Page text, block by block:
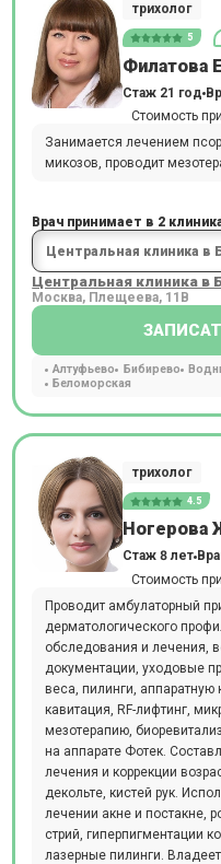
трихолог
5
Филатова
Стаж 21 год
Стоимость
Занимается лечением
микозов, проводит
Врач принимает в 2
Центральная клиника в
Москва, Плещеева, 11В
Алтуфьево Бибирево
Беломорская
трихолог
4.5
Ногерова
Стаж 8 лет
Стоимость
Проводит амбулаторный
дерматологического
обследования и лечения,
документации, уходовые
веса, пилинги,
кавитация, RF-лифтинг,
мезотерапию,
на аппарате Фотек.
лечения и коррекции
декольте, кистей рук.
лечении акне и постакне,
стрий, гиперпигментации
лазерные пилинги.